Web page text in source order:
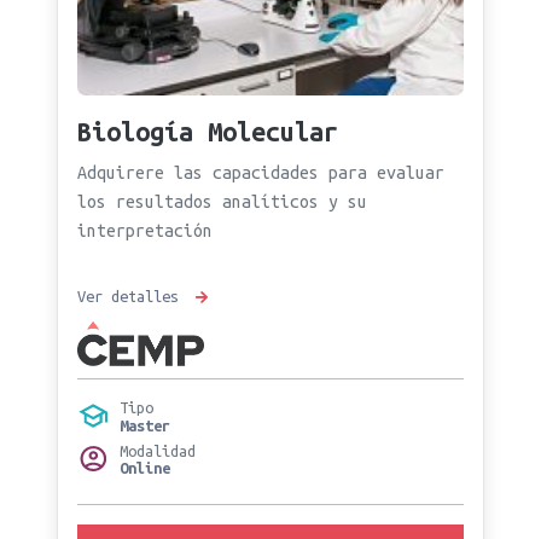
Biología Molecular
Adquirere las capacidades para evaluar
los resultados analíticos y su
interpretación
Ver detalles
Tipo
Master
Modalidad
Online